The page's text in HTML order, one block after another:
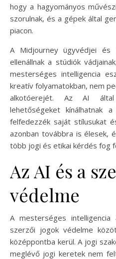
hogy a hagyományos
szorulnak, és a gépek által
piacon.
A Midjourney ügyvédjei
ellenállnak a stúdiók
mesterséges intelligencia
kreatív folyamatokban, nem
alkotóerejét. Az AI
lehetőségeket kínálhatnak
felfedezzék saját stílusukat
azonban továbbra is élesek,
több jogi és etikai kérdés fog
Az AI és a
védelme
A mesterséges
szerzői jogok védelme
középpontba kerül. A jogi
meglévő jogi keretek nem